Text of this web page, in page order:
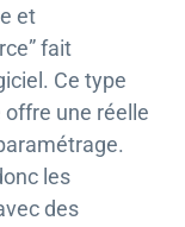
et
fait
Ce type
offre une réelle
les
des